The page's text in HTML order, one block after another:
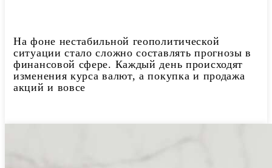
На фоне нестабильной геополитической
ситуации стало сложно составлять прогнозы в
финансовой сфере. Каждый день происходят
изменения курса валют, а покупка и продажа
акций и вовсе